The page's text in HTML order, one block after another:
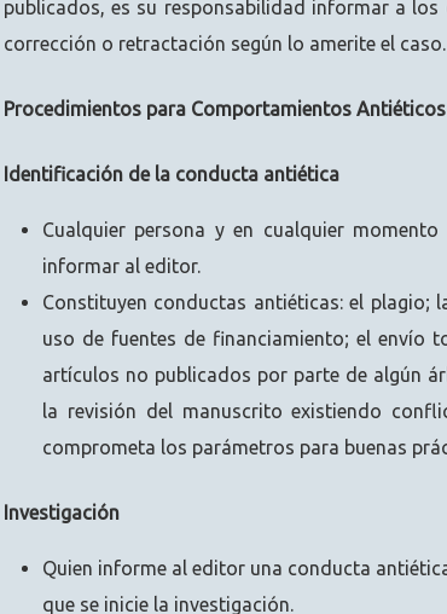
publicados, es su responsabilidad informar a
corrección o retractación según lo amerite el caso.
Procedimientos para Comportamientos Antiéticos
Identificación de la conducta antiética
Cualquier persona y en cualquier
informar al editor.
Constituyen conductas antiéticas: el
uso de fuentes de financiamiento; el envío
artículos no publicados por parte de algún
la revisión del manuscrito existiendo
comprometa los parámetros para buenas
Investigación
Quien informe al editor una conducta
que se inicie la investigación.